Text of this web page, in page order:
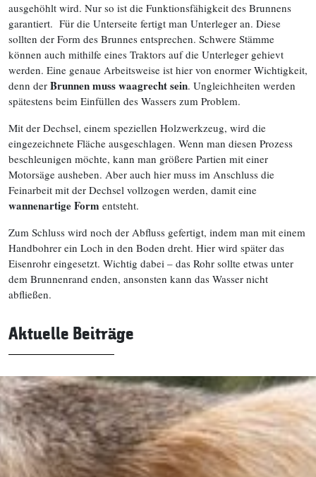
ausgehöhlt wird. Nur so ist die Funktionsfähigkeit des Brunnens
garantiert. Für die Unterseite fertigt man Unterleger an. Diese
sollten der Form des Brunnes entsprechen. Schwere Stämme
können auch mithilfe eines Traktors auf die Unterleger gehievt
werden. Eine genaue Arbeitsweise ist hier von enormer Wichtigkeit,
denn der Brunnen muss waagrecht sein. Ungleichheiten werden
spätestens beim Einfüllen des Wassers zum Problem.
Mit der Dechsel, einem speziellen Holzwerkzeug, wird die
eingezeichnete Fläche ausgeschlagen. Wenn man diesen Prozess
beschleunigen möchte, kann man größere Partien mit einer
Motorsäge ausheben. Aber auch hier muss im Anschluss die
Feinarbeit mit der Dechsel vollzogen werden, damit eine
wannenartige Form entsteht.
Zum Schluss wird noch der Abfluss gefertigt, indem man mit einem
Handbohrer ein Loch in den Boden dreht. Hier wird später das
Eisenrohr eingesetzt. Wichtig dabei – das Rohr sollte etwas unter
dem Brunnenrand enden, ansonsten kann das Wasser nicht
abfließen.
Aktuelle Beiträge